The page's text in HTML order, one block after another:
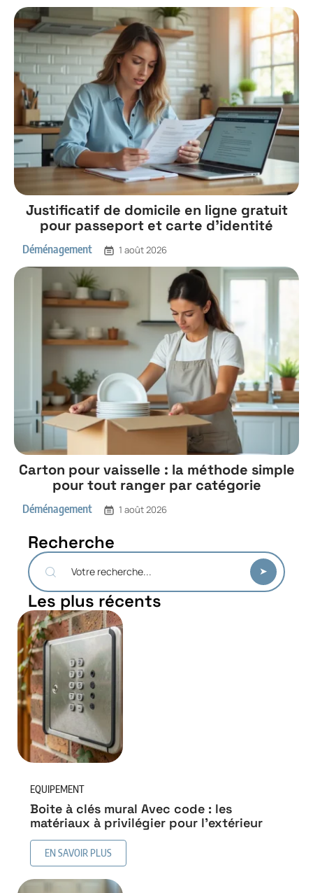
Justificatif de domicile en ligne gratuit
pour passeport et carte d’identité
Déménagement 1 août 2026
Carton pour vaisselle : la méthode simple
pour tout ranger par catégorie
Déménagement 1 août 2026
Recherche
Les plus récents
EQUIPEMENT
Boite à clés mural Avec code : les
matériaux à privilégier pour l’extérieur
EN SAVOIR PLUS